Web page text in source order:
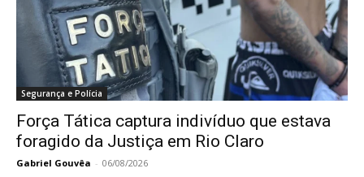
Segurança e Polícia
Força Tática captura indivíduo que estava
foragido da Justiça em Rio Claro
Gabriel Gouvêa - 06/08/2026